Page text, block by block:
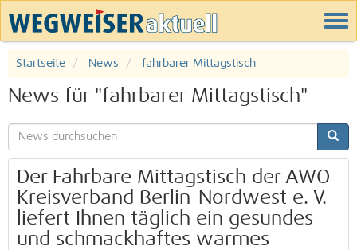
Startseite News fahrbarer Mittagstisch
News für "fahrbarer Mittagstisch"
Der Fahrbare Mittagstisch der AWO
Kreisverband Berlin-Nordwest e. V.
liefert Ihnen täglich ein gesundes
und schmackhaftes warmes